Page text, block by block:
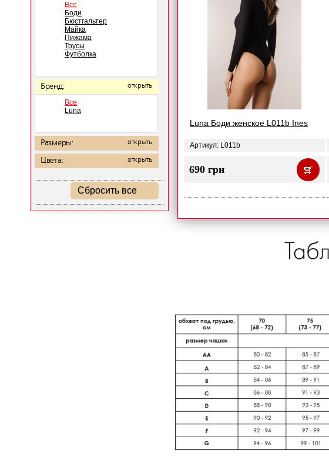
Все
Боди
Бюстгальтер
Майка
Пижама
Трусы
Футболка
Бренд: открыть
Все
Luna
Размеры: открыть
Цвета: открыть
Сбросить все
Luna Боди женское L011b Ines
Артикул: L011b
690 грн